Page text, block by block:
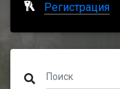
Регистрация